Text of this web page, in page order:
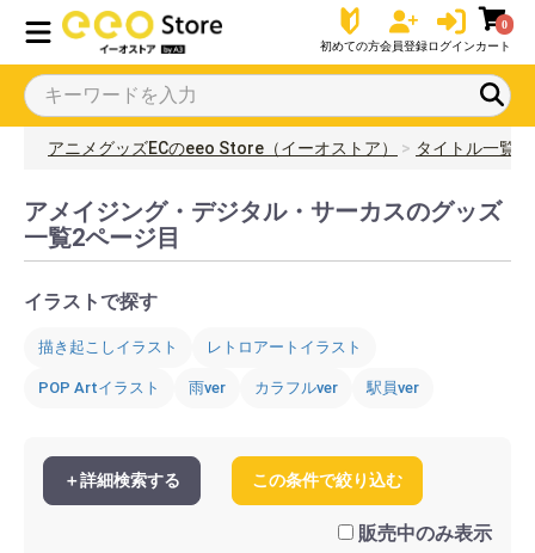
初めての方会員登録ログイン
0
カート
アニメグッズECのeeo Store（イーオストア） タイトル一覧
アメイジング・デジタル・サーカスのグッズ
一覧2ページ目
イラストで探す
描き起こしイラスト レトロアートイラスト
POP Artイラスト 雨ver カラフルver 駅員ver
＋詳細検索する この条件で絞り込む
販売中のみ表示